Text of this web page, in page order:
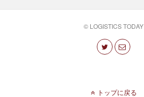
© LOGISTICS TODAY
トップに戻る